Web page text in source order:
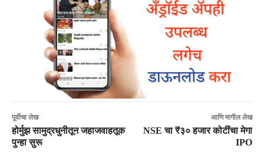
पूर्वीचा लेख
होर्मुझ सामुद्रधुनीतून जहाजवाहतूक
पुन्हा सुरू
आणि मागील लेख
NSE चा ₹३० हजार कोटींचा मेगा
IPO